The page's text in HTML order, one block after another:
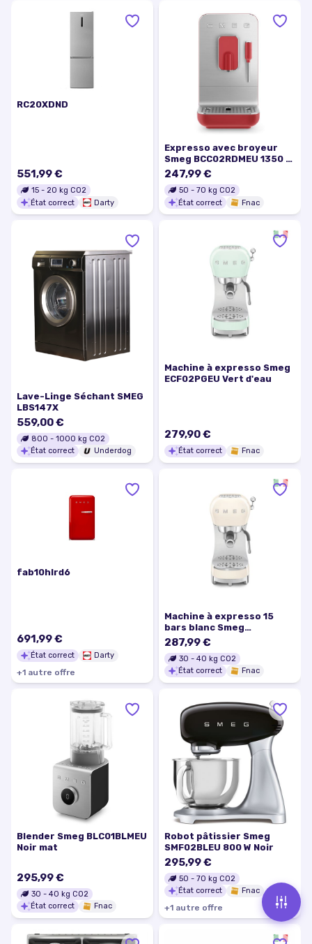
RC20XDND
551,99 €
15 - 20 kg CO2
État correct
Darty
Expresso avec broyeur
Smeg BCC02RDMEU 1350 W
Rouge
247,99 €
50 - 70 kg CO2
État correct
Fnac
Lave-Linge Séchant SMEG
LBS147X
559,00 €
800 - 1000 kg CO2
État correct
Underdog
Machine à expresso Smeg
ECF02PGEU Vert d'eau
279,90 €
État correct Fnac
fab10hlrd6
691,99 €
État correct Darty
+1 autre offre
Machine à expresso 15
bars blanc Smeg
ECF02CREU Crème
287,99 €
30 - 40 kg CO2
État correct
Fnac
Blender Smeg BLC01BLMEU
Noir mat
295,99 €
30 - 40 kg CO2
État correct
Fnac
Robot pâtissier Smeg
SMF02BLEU 800 W Noir
295,99 €
50 - 70 kg CO2
État correct
Fnac
+1 autre offre